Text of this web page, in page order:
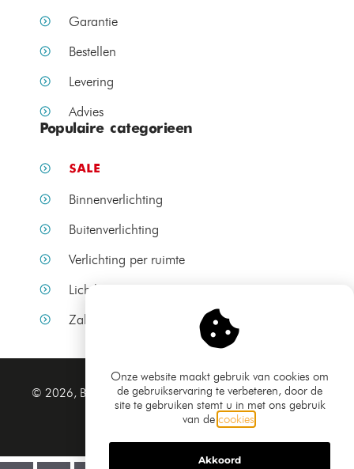
Garantie
Bestellen
Levering
Advies
Populaire categorieen
SALE
Binnenverlichting
Buitenverlichting
Verlichting per ruimte
Lichtbronnen
Zakelijke verlichting
© 2026, Bamled.nl
Algemene voorwaarden
Privacy verklaring
Sitemap
Onze website maakt gebruik van cookies om
de gebruikservaring te verbeteren, door de
site te gebruiken stemt u in met ons gebruik
van de cookies
Akkoord